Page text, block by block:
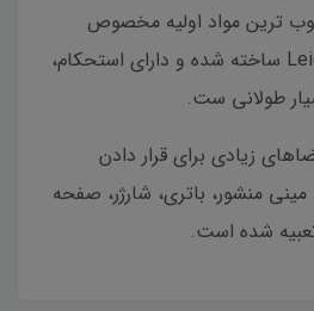
ترین مواد اولیه مخصوص
توتال استیشن های Leica ساخته شده و دارای استحکام،
طولانی ست.
زیادی برای قرار دادن
مینی منشور، باتری، شارژر، صفحه
شده است.